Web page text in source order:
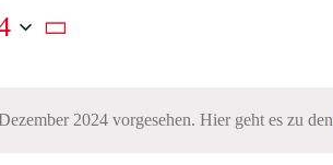
2024 vorgesehen. Hier geht es zu den